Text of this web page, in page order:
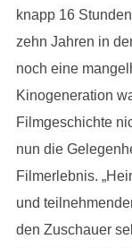
knapp 16
zehn Jahren in
noch eine
Kinogeneration
Filmgeschichte
nun die
Filmerlebnis.
und
den Zuschauer